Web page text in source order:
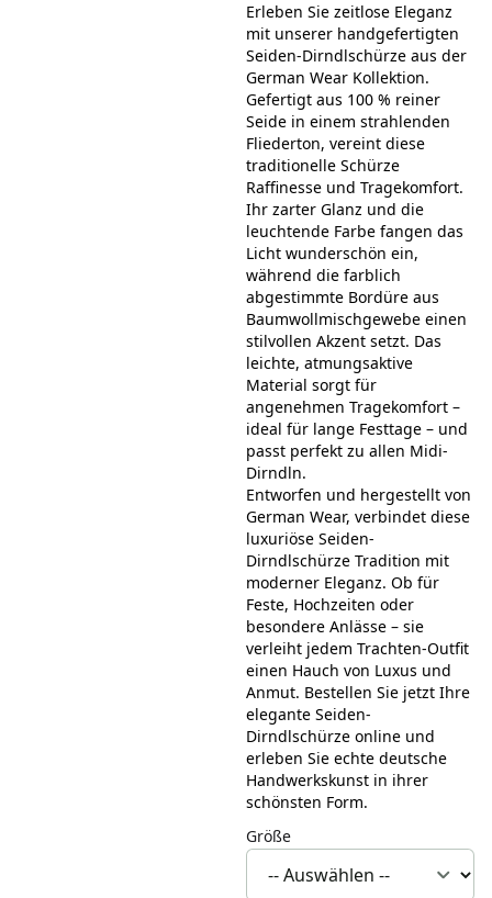
Erleben Sie zeitlose Eleganz
mit unserer handgefertigten
Seiden-Dirndlschürze aus der
German Wear Kollektion.
Gefertigt aus 100 % reiner
Seide in einem strahlenden
Fliederton, vereint diese
traditionelle Schürze
Raffinesse und Tragekomfort.
Ihr zarter Glanz und die
leuchtende Farbe fangen das
Licht wunderschön ein,
während die farblich
abgestimmte Bordüre aus
Baumwollmischgewebe einen
stilvollen Akzent setzt. Das
leichte, atmungsaktive
Material sorgt für
angenehmen Tragekomfort –
ideal für lange Festtage – und
passt perfekt zu allen Midi-
Dirndln.
Entworfen und hergestellt von
German Wear, verbindet diese
luxuriöse Seiden-
Dirndlschürze Tradition mit
moderner Eleganz. Ob für
Feste, Hochzeiten oder
besondere Anlässe – sie
verleiht jedem Trachten-Outfit
einen Hauch von Luxus und
Anmut. Bestellen Sie jetzt Ihre
elegante Seiden-
Dirndlschürze online und
erleben Sie echte deutsche
Handwerkskunst in ihrer
schönsten Form.
Größe